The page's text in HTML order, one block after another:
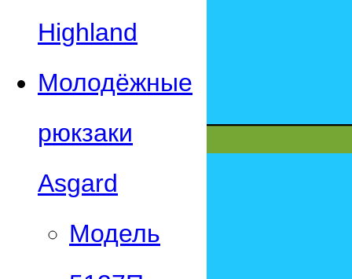
Highland
Молодёжные
рюкзаки
Asgard
Модель